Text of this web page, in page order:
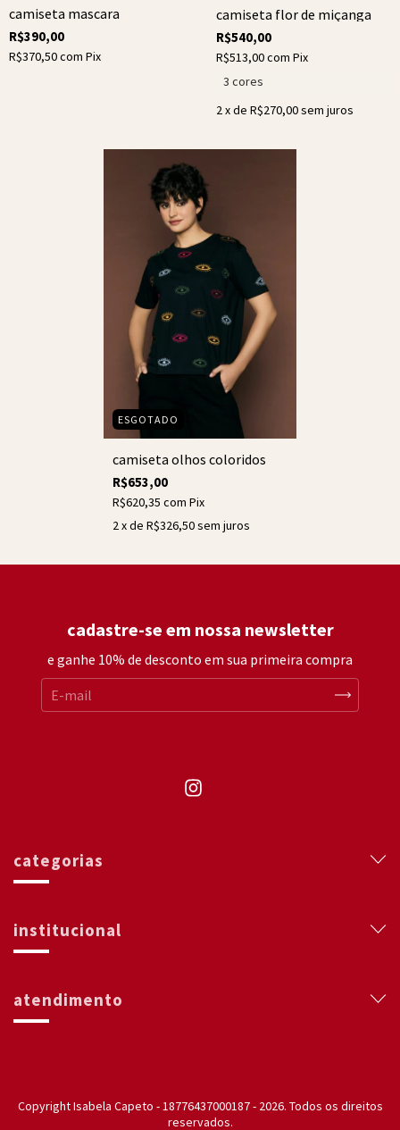
camiseta mascara
R$390,00
R$370,50com Pix
camiseta flor de miçanga
R$540,00
R$513,00com Pix
3 cores
2 x de R$270,00sem juros
ESGOTADO
camiseta olhos coloridos
R$653,00
R$620,35 com Pix
2x de R$326,50sem juros
cadastre-se em nossa newsletter
e ganhe 10% de desconto em sua primeira compra
categorias
institucional
atendimento
Copyright Isabela Capeto - 18776437000187 - 2026. Todos os direitos
reservados.